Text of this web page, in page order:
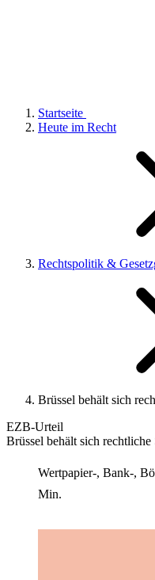
Startseite
Heute im Recht
Rechtspolitik &
Brüssel behält sich
EZB-Urteil
Brüssel behält sich
Wertpapier-, Bank-,
Min.